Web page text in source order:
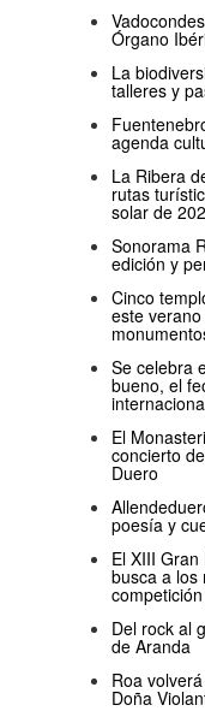
Órgano
La
talleres y
agenda
La Ribera
rutas
solar de
Sonorama
edición y
Cinco
este
Se celebra
bueno, el
El
concierto
Duero
poesía y
El XIII
busca a los
Del rock al
de Aranda
Roa
Doña